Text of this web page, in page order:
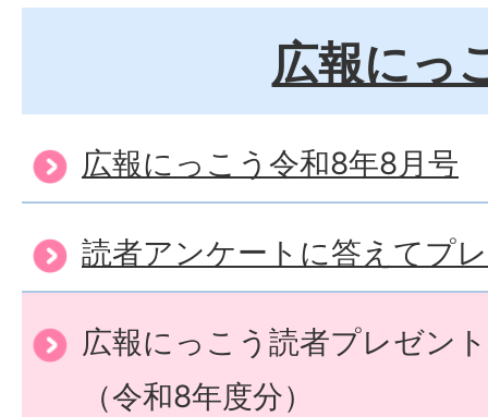
広報にっ
広報にっこう令和8年8月号
読者アンケートに答えてプ
広報にっこう読者プレゼン
（令和8年度分）